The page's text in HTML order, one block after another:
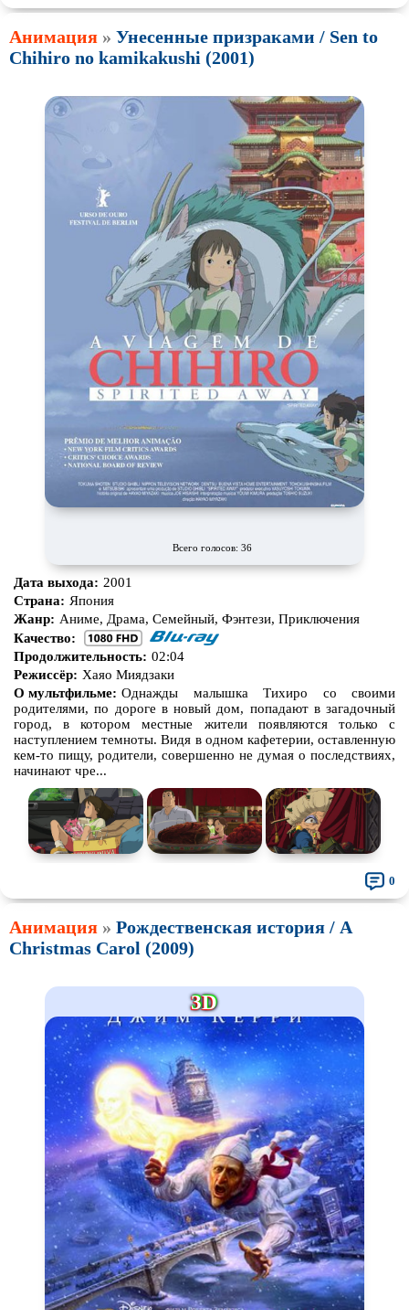
Анимация » Унесенные призраками / Sen to
Chihiro no kamikakushi (2001)
Всего голосов: 36
Дата выхода: 2001
Страна: Япония
Жанр: Аниме, Драма, Семейный, Фэнтези, Приключения
Качество:
Продолжительность: 02:04
Режиссёр: Хаяо Миядзаки
О мультфильме: Однажды малышка Тихиро со своими
родителями, по дороге в новый дом, попадают в загадочный
город, в котором местные жители появляются только с
наступлением темноты. Видя в одном кафетерии, оставленную
кем-то пищу, родители, совершенно не думая о последствиях,
начинают чре...
0
Анимация » Рождественская история / A
Christmas Carol (2009)
3D